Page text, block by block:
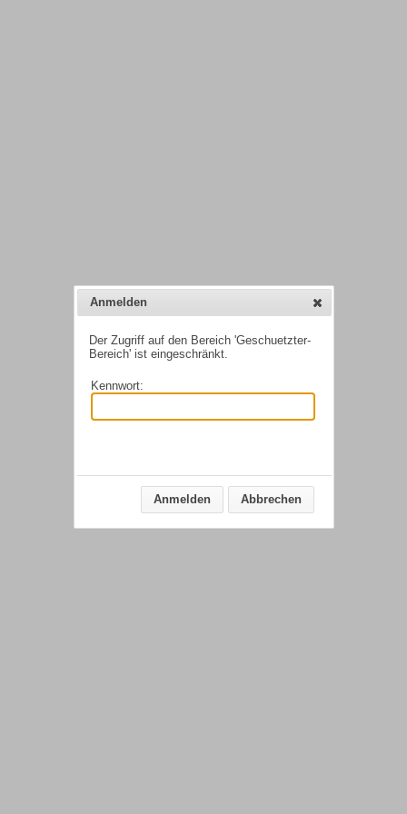
Anmelden
Der Zugriff auf den Bereich 'Geschuetzter-
Bereich' ist eingeschränkt.
Kennwort:
Anmelden Abbrechen